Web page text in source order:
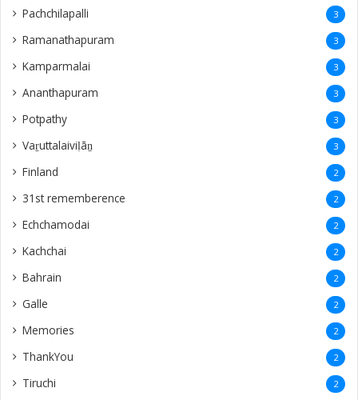
Pachchilapalli 3
Ramanathapuram 3
Kamparmalai 3
Ananthapuram 3
‎Potpathy 3
Vaṟuttalaiviḷāṉ 3
Finland 2
31st rememberence 2
Echchamodai 2
Kachchai 2
Bahrain 2
Galle 2
Memories 2
ThankYou 2
Tiruchi 2